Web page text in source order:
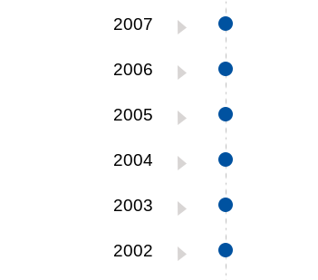
2007
2006
2005
2004
2003
2002